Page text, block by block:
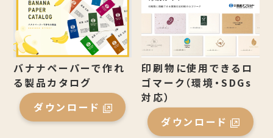
バナナペーパーで作れ
る製品カタログ
ダウンロード
印刷物に使用できるロ
ゴマーク（環境・SDGs
対応）
ダウンロード